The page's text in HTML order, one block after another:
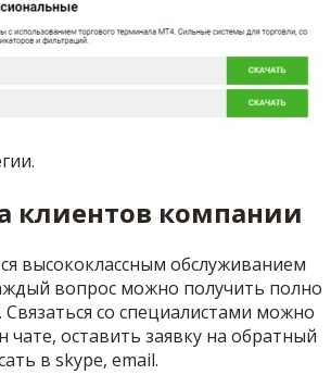
клиентов компании
высококлассным обслуживанием
вопрос можно получить полно
со специалистами можно
чате, оставить заявку на обратный
в skype, email.